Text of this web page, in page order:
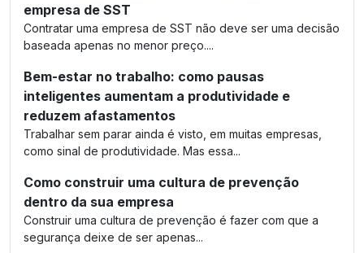
empresa de SST
Contratar uma empresa de SST não deve ser uma decisão
baseada apenas no menor preço....
Bem-estar no trabalho: como pausas
inteligentes aumentam a produtividade e
reduzem afastamentos
Trabalhar sem parar ainda é visto, em muitas empresas,
como sinal de produtividade. Mas essa...
Como construir uma cultura de prevenção
dentro da sua empresa
Construir uma cultura de prevenção é fazer com que a
segurança deixe de ser apenas...